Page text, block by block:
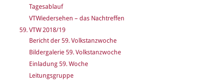
Tagesablauf
VTWiedersehen – das Nachtreffen
59. VTW 2018/19
Bericht der 59. Volkstanzwoche
Bildergalerie 59. Volkstanzwoche
Einladung 59. Woche
Leitungsgruppe